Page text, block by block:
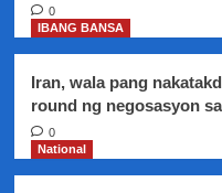
0
IBANG BANSA
Iran, wala pang
round ng negosasyon
0
National